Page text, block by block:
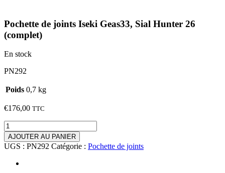
Pochette de joints Iseki Geas33, Sial Hunter 26
(complet)
En stock
PN292
Poids 0,7 kg
€176,00 TTC
quantité
de
Pochette
de
joints
AJOUTER AU PANIER
UGS : PN292 Catégorie : Pochette de joints